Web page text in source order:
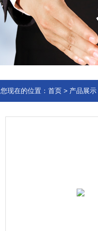
您现在的位置： 首页 > 产品展示